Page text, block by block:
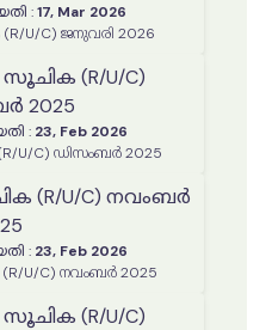
: 17, Mar 2026
U/C) ജനുവരി 2026
(R/U/C)
2025
: 23, Feb 2026
U/C) ഡിസംബർ 2025
(R/U/C) നവംബർ
: 23, Feb 2026
ഉപഭോക്തൃ വില സൂചിക (R/U/C) നവംബർ 2025
(R/U/C)